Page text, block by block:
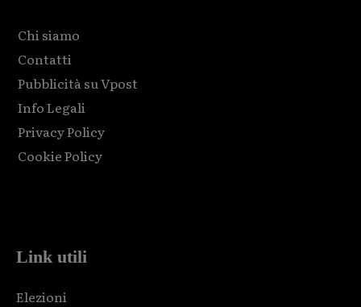
Chi siamo
Contatti
Pubblicità su Vpost
Info Legali
Privacy Policy
Cookie Policy
Link utili
Elezioni